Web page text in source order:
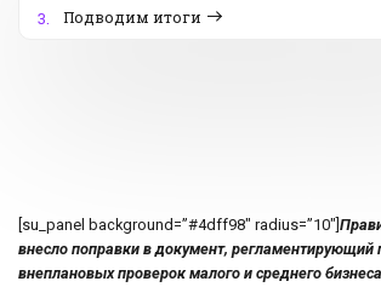
3.
Подводим итоги
[su_panel background=”#4dff98″ radius=”10″]
внесло поправки в документ, регламентирующий
внеплановых проверок малого и среднего